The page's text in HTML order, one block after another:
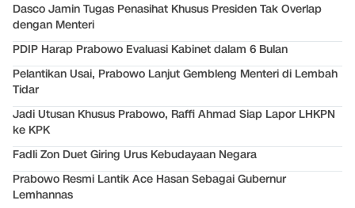
Dasco Jamin Tugas Penasihat Khusus Presiden Tak Overlap
dengan Menteri
PDIP Harap Prabowo Evaluasi Kabinet dalam 6 Bulan
Pelantikan Usai, Prabowo Lanjut Gembleng Menteri di Lembah
Tidar
Jadi Utusan Khusus Prabowo, Raffi Ahmad Siap Lapor LHKPN
ke KPK
Fadli Zon Duet Giring Urus Kebudayaan Negara
Prabowo Resmi Lantik Ace Hasan Sebagai Gubernur
Lemhannas